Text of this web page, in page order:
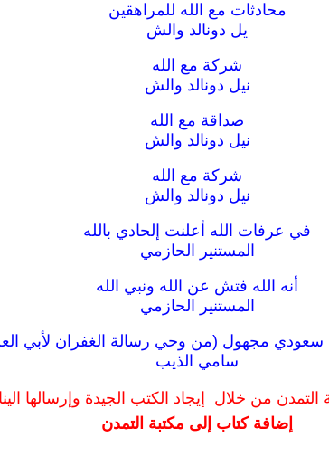
محادثات مع الله للمراهقين
يل دونالد والش
شركة مع الله
نيل دونالد والش
صداقة مع الله
نيل دونالد والش
شركة مع الله
نيل دونالد والش
في عرفات الله أعلنت إلحادي بالله
المستنير الحازمي
أنه الله فتش عن الله ونبي الله
المستنير الحازمي
مجهول (من وحي رسالة الغفران لأبي
سامي الذيب
التمدن من خلال إيجاد الكتب الجيدة وإرسالها الينا
إضافة كتاب إلى مكتبة التمدن